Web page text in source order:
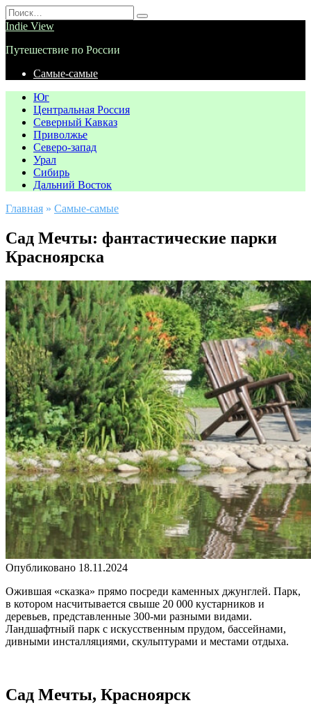
Перейти
к
Search
for:
Indie View
Путешествие по России
Самые-самые
Юг
Центральная Россия
Северный Кавказ
Приволжье
Северо-запад
Урал
Сибирь
Дальний Восток
Главная » Самые-самые
Сад Мечты: фантастические парки
Красноярска
Опубликовано 18.11.2024
Ожившая «сказка» прямо посреди каменных джунглей. Парк,
в котором насчитывается свыше 20 000 кустарников и
деревьев, представленные 300-ми разными видами.
Ландшафтный парк с искусственным прудом, бассейнами,
дивными инсталляциями, скульптурами и местами отдыха.
Сад Мечты, Красноярск